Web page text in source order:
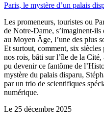
Paris, le mystère d’un palais
Les promeneurs, touristes ou
de Notre-Dame, s’imaginent-ils
au Moyen Âge, l’une des plus
Et surtout, comment, six
nos rois, bâti sur l’île de la
pu devenir ce fantôme de
mystère du palais disparu,
par un trio de scientifiques
numérique.
Le 25 décembre 2025